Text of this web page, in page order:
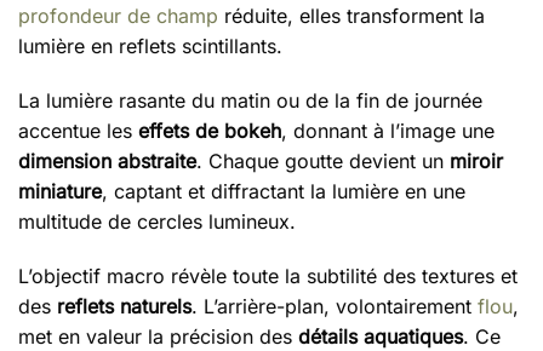
profondeur de champ réduite, elles transforment la
lumière en reflets scintillants.
La lumière rasante du matin ou de la fin de journée
accentue les effets de bokeh, donnant à l’image une
dimension abstraite. Chaque goutte devient un miroir
miniature, captant et diffractant la lumière en une
multitude de cercles lumineux.
L’objectif macro révèle toute la subtilité des textures et
des reflets naturels. L’arrière-plan, volontairement flou,
met en valeur la précision des détails aquatiques. Ce